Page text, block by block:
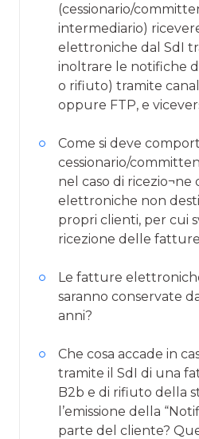
(cessionario/
intermediario)
elettroniche dal SdI
inoltrare le notifiche
o rifiuto) tramite
oppure FTP, e
Come si deve
cessionario/
nel caso di
elettroniche non
propri clienti, per cui
ricezione delle
Le fatture
saranno conservate
anni?
Che cosa accade in
tramite il SdI di una
B2b e di rifiuto della
l’emissione della
parte del cliente?